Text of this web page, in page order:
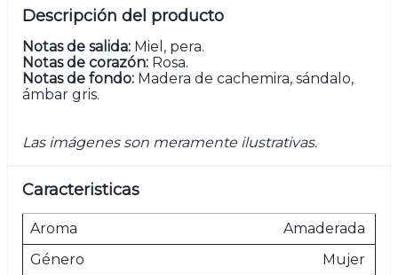
Descripción del producto
Notas de salida: Miel, pera.
Notas de corazón: Rosa.
Notas de fondo: Madera de cachemira, sándalo,
ámbar gris.
Las imágenes son meramente ilustrativas.
Caracteristicas
Aroma
Amaderada
Género
Mujer